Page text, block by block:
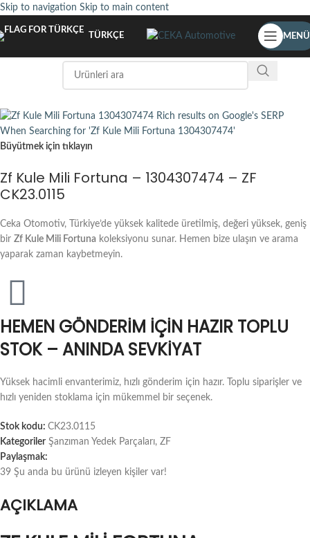
Skip to navigation Skip to main content
TÜRKÇE MENÜ
Büyütmek için tıklayın
Zf Kule Mili Fortuna – 1304307474 – ZF
CK23.0115
Ceka Otomotiv, Türkiye’de yüksek kalitede üretilmiş, değeri yüksek, geniş
bir Zf Kule Mili Fortuna koleksiyonu sunar. Hemen bize ulaşın ve arama
yaparak zaman kaybetmeyin.
HEMEN GÖNDERIM İÇIN HAZIR TOPLU
STOK – ANINDA SEVKIYAT
Yüksek hacimli envanterimiz, hızlı gönderim için hazır. Toplu siparişler ve
hızlı yeniden stoklama için mükemmel bir seçenek.
Stok kodu: CK23.0115
Kategoriler Şanzıman Yedek Parçaları, ZF
Paylaşmak:
39 Şu anda bu ürünü izleyen kişiler var!
AÇIKLAMA